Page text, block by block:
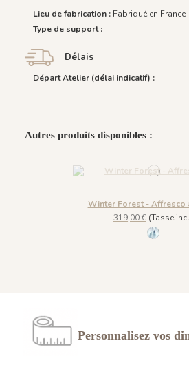
Lieu de fabrication : Fabriqué en France
Type de support :
Délais
Départ Atelier (délai indicatif) :
Autres produits disponibles :
Winter Forest - Affresco
319,00 € (Tasse
60 - Bleu
Personnalisez vos